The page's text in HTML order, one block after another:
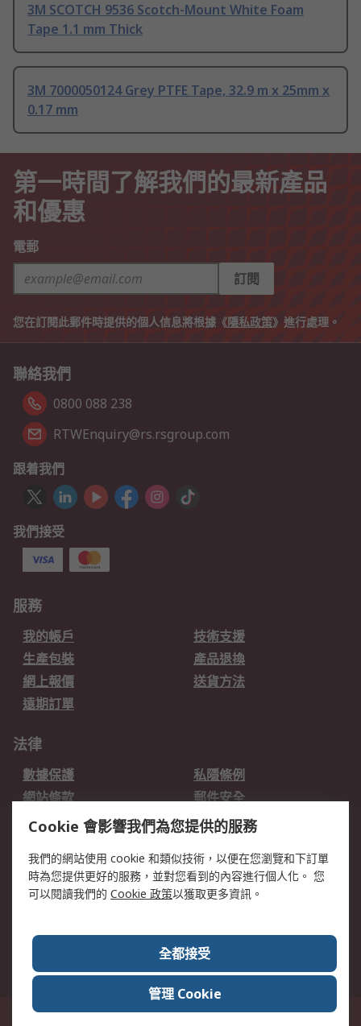
3M SCOTCH 9536 Scotch-Mount White Foam
Tape 1.1 mm Thick
3M 7000050124 Grey PTFE Tape, 32.9 m x 25mm x
0.17 mm
第一時間了解我們的最新產品
和優惠
電郵
訂閱
您在訂閱此郵件時提供的個人信息將根據《隱私政策》進行處理。
聯絡我們
0800 088 238
RTWEnquiry@rs.rsgroup.com
跟着我們
我們接受
服務
我的帳戶
技術支援
生產包裝
產品退換
網上報價
送貨方法
遠期訂單
法律
數據保護
私隱條例
網站條款
郵件安全
销售条款和条件
關於RS
RS的歷史
關於RS
加入我們
新聞中心
RS銷售條款
台灣新北市土城區中正路1號8樓之2, 郵遞區號23670 這個網站的所有解釋根據
Cookie 會影響我們為您提供的服務
我們的網站使用 cookie 和類似技術，以便在您瀏覽和下訂單
時為您提供更好的服務，並對您看到的內容進行個人化。 您
可以閱讀我們的 Cookie 政策以獲取更多資訊。
全都接受
管理 Cookie